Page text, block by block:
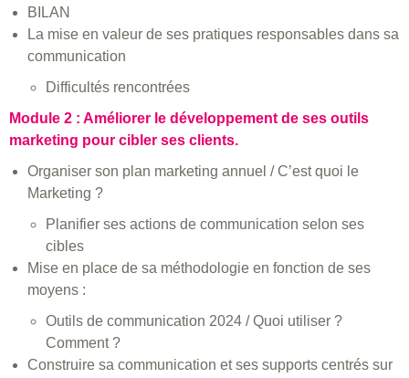
BILAN
La mise en valeur de ses pratiques responsables dans sa
communication
Difficultés rencontrées
Module 2 : Améliorer le développement de ses outils
marketing pour cibler ses clients.
Organiser son plan marketing annuel / C’est quoi le
Marketing ?
Planifier ses actions de communication selon ses
cibles
Mise en place de sa méthodologie en fonction de ses
moyens :
Outils de communication 2024 / Quoi utiliser ?
Comment ?
Construire sa communication et ses supports centrés sur